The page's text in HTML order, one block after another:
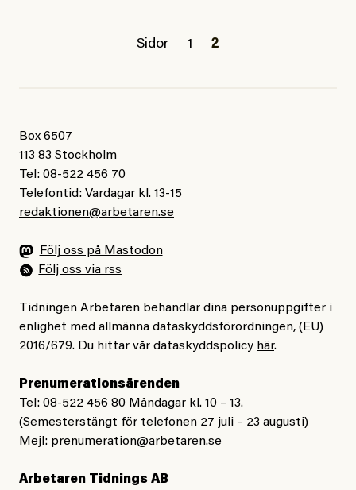
Sidor 1 2
Box 6507
113 83 Stockholm
Tel: 08-522 456 70
Telefontid: Vardagar kl. 13-15
redaktionen@arbetaren.se
Följ oss på Mastodon
Följ oss via rss
Tidningen Arbetaren behandlar dina personuppgifter i
enlighet med allmänna dataskyddsförordningen, (EU)
2016/679. Du hittar vår dataskyddspolicy här.
Prenumerationsärenden
Tel: 08-522 456 80 Måndagar kl. 10 – 13.
(Semesterstängt för telefonen 27 juli – 23 augusti)
Mejl: prenumeration@arbetaren.se
Arbetaren Tidnings AB